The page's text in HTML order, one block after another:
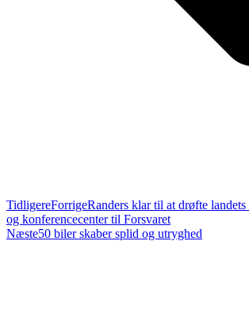
TidligereForrigeRanders klar til at drøfte
og konferencecenter til Forsvaret
Næste50 biler skaber splid og utryghed